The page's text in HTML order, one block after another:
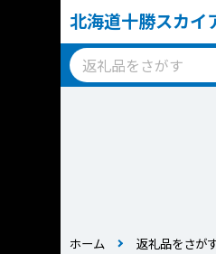
北海道十勝スカ
ホーム 返礼品をさが